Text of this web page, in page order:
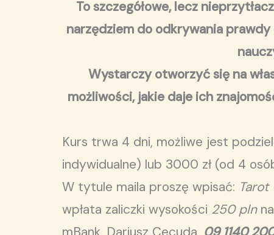
To szczegółowe, lecz
narzędziem do odkrywania
Wystarczy otworzyć się na
możliwości, jakie daje ich
Kurs trwa 4 dni, możliwe jest
indywidualne) lub 3000 zł (od 4
W tytule maila proszę wpisać: Tarot
wpłata zaliczki wysokości 250 pln